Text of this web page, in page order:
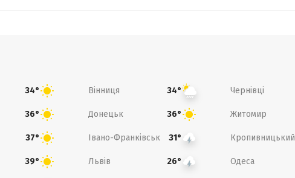
34° Вінниця 34° Чернівці
36° Донецьк 36° Житомир
37° Івано-Франківськ 31° Кропивницький
39° Львів 26° Одеса